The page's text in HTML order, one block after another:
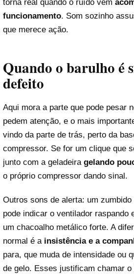
torna real quando o ruído vem
funcionamento. Som sozinho
que merece ação.
Quando o barulho é
defeito
Aqui mora a parte que pode pesar
pedem atenção, e o mais
vindo da parte de trás, perto da
compressor. Se for um clique que
junto com a geladeira gelando
o próprio compressor dando sinal.
Outros sons de alerta: um zumbido
pode indicar o ventilador raspando
um chacoalho metálico forte. A
normal é a insistência e a
para, que muda de intensidade ou
de gelo. Esses justificam chamar o